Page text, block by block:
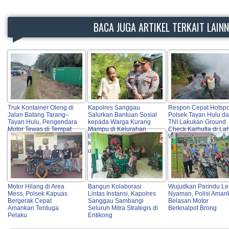
BACA JUGA ARTIKEL TERKAIT
Truk Kontainer Oleng di
Jalan Batang Tarang–
Tayan Hulu, Pengendara
Motor Tewas di Tempat
Kapolres Sanggau
Salurkan Bantuan Sosial
kepada Warga Kurang
Mampu di Kelurahan
Bunut, Wujud Nyata
Kepedulian Polri Hadir
untuk Masyarakat
Respon Cepat
Polsek Tayan Hulu
TNI Lakukan Ground
Check Karhutla di
Warga
Motor Hilang di Area
Mess, Polsek Kapuas
Bergerak Cepat
Amankan Terduga
Pelaku
Bangun Kolaborasi
Lintas Instansi, Kapolres
Sanggau Sambangi
Seluruh Mitra Strategis di
Entikong
Wujudkan Parindu
Nyaman, Polisi
Belasan Motor
Berknalpot Brong